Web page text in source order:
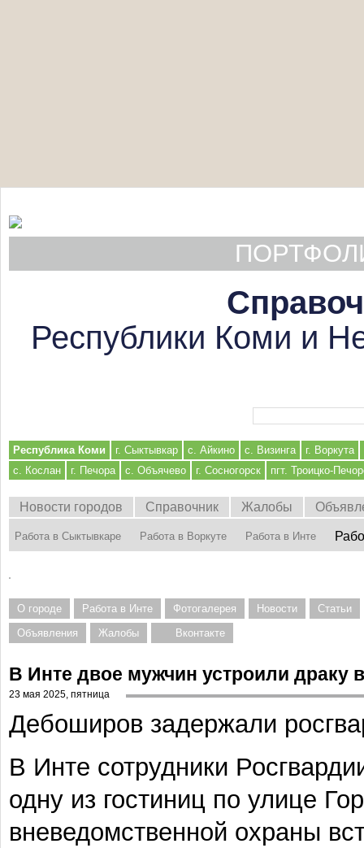
Республики Коми и
Республика Коми г. Сыктывкар с. Айкино с. Визинга
г. Воркута
с. Кослан
г. Печора с. Объячево г. Сосногорск пгт. Троицко-
Новости городов Справочник Жалобы
Работа в Сыктывкаре Работа в Воркуте Работа в Инте
О городе Работа в Инте Фотогалерея Новости
Статьи
Объявления
Жалобы Вконтакте
В Инте двое мужчин устроили драку
23 мая 2025, пятница
Дебоширов задержали
В Инте сотрудники
одну из гостиниц по улице
вневедомственной охраны